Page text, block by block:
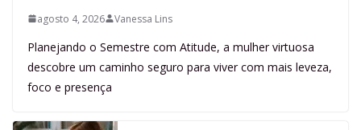
agosto 4, 2026 Vanessa Lins
Planejando o Semestre com Atitude, a mulher virtuosa
descobre um caminho seguro para viver com mais leveza,
foco e presença